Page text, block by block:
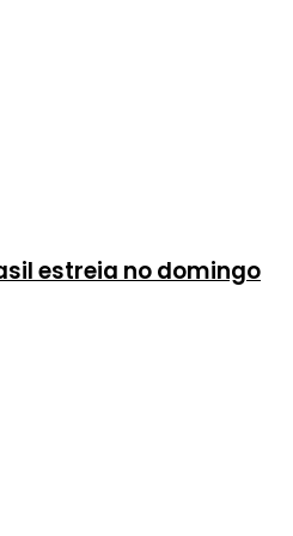
estreia no domingo